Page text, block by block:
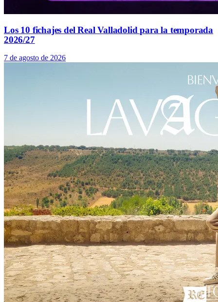
Los 10 fichajes del Real Valladolid para la temporada
2026/27
7 de agosto de 2026